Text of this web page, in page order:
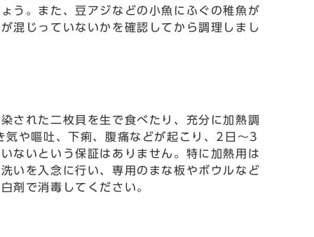
う。また、豆アジなどの小魚にふぐの稚魚が
混じっていないかを確認してから調理しまし
された二枚貝を生で食べたり、充分に加熱調
や嘔吐、下痢、腹痛などが起こり、2日～3
ないという保証はありません。特に加熱用は
いを入念に行い、専用のまな板やボウルなど
剤で消毒してください。